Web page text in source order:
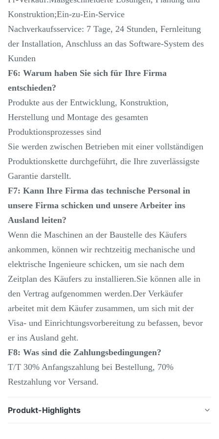
Konstruktion;Ein-zu-Ein-Service
Nachverkaufsservice: 7 Tage, 24 Stunden, Fernleitung
der Installation, Anschluss an das Software-System des
Kunden
F6: Warum haben Sie sich für Ihre Firma
entschieden?
Produkte aus der Entwicklung, Konstruktion,
Herstellung und Montage des gesamten
Produktionsprozesses sind
Sie werden zwischen Betrieben mit einer vollständigen
Produktionskette durchgeführt, die Ihre zuverlässigste
Garantie darstellt.
F7: Kann Ihre Firma das technische Personal in
unsere Firma schicken und unsere Arbeiter ins
Ausland leiten?
Wenn die Maschinen an der Baustelle des Käufers
ankommen, können wir rechtzeitig mechanische und
elektrische Ingenieure schicken, um sie nach dem
Zeitplan des Käufers zu installieren.Sie können alle in
den Vertrag aufgenommen werden.Der Verkäufer
arbeitet mit dem Käufer zusammen, um sich mit der
Visa- und Einrichtungsvorbereitung zu befassen, bevor
er ins Ausland geht.
F8: Was sind die Zahlungsbedingungen?
T/T 30% Anfangszahlung bei Bestellung, 70%
Restzahlung vor Versand.
Produkt-Highlights